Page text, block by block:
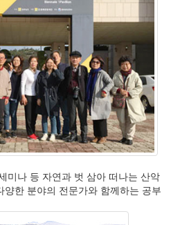
미나 등 자연과 벗 삼아 떠나는 산악
양한 분야의 전문가와 함께하는 공부